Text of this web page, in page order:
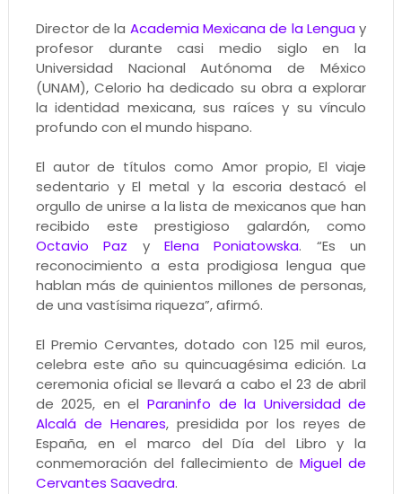
Director de la Academia Mexicana de la Lenguay
profesor durante casi medio siglo en la
Universidad Nacional Autónoma de México
(UNAM), Celorio ha dedicado su obra a explorar
la identidad mexicana, sus raíces y su vínculo
profundo con el mundo hispano.
El autor de títulos como Amor propio, El viaje
sedentario y El metal y la escoria destacó el
orgullo de unirse a la lista de mexicanos que han
recibido este prestigioso galardón, como
Octavio Paz yElena Poniatowska. “Es un
reconocimiento a esta prodigiosa lengua que
hablan más de quinientos millones de personas,
de una vastísima riqueza”, afirmó.
El Premio Cervantes, dotado con 125 mil euros,
celebra este año su quincuagésima edición. La
ceremonia oficial se llevará a cabo el 23 de abril
de 2025, en el Paraninfo de la Universidad de
Alcalá de Henares, presidida por los reyes de
España, en el marco del Día del Libro y la
conmemoración del fallecimiento de Miguel de
Cervantes Saavedra.